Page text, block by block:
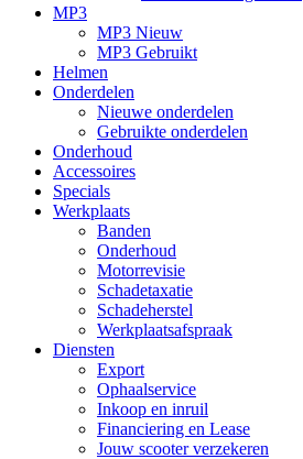
MP3
MP3 Nieuw
MP3 Gebruikt
Helmen
Onderdelen
Nieuwe onderdelen
Gebruikte onderdelen
Onderhoud
Accessoires
Specials
Werkplaats
Banden
Onderhoud
Motorrevisie
Schadetaxatie
Schadeherstel
Werkplaatsafspraak
Diensten
Export
Ophaalservice
Inkoop en inruil
Financiering en Lease
Jouw scooter verzekeren